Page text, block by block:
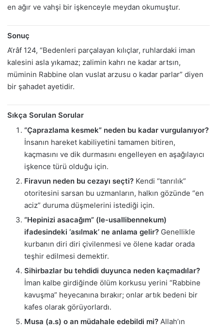
en ağır ve vahşi bir işkenceyle meydan okumuştur.
Sonuç
A’râf 124, “Bedenleri parçalayan kılıçlar, ruhlardaki iman
kalesini asla yıkamaz; zalimin kahrı ne kadar artsın,
müminin Rabbine olan vuslat arzusu o kadar parlar” diyen
bir şahadet ayetidir.
Sıkça Sorulan Sorular
“Çaprazlama kesmek” neden bu kadar vurgulanıyor?
İnsanın hareket kabiliyetini tamamen bitiren,
kaçmasını ve dik durmasını engelleyen en aşağılayıcı
işkence türü olduğu için.
Firavun neden bu cezayı seçti? Kendi “tanrılık”
otoritesini sarsan bu uzmanların, halkın gözünde “en
aciz” duruma düşmelerini istediği için.
“Hepinizi asacağım” (le-usallibennekum)
ifadesindeki ‘asılmak’ ne anlama gelir? Genellikle
kurbanın diri diri çivilenmesi ve ölene kadar orada
teşhir edilmesi demektir.
Sihirbazlar bu tehdidi duyunca neden kaçmadılar?
İman kalbe girdiğinde ölüm korkusu yerini “Rabbine
kavuşma” heyecanına bırakır; onlar artık bedeni bir
kafes olarak görüyorlardı.
Musa (a.s) o an müdahale edebildi mi? Allah’ın